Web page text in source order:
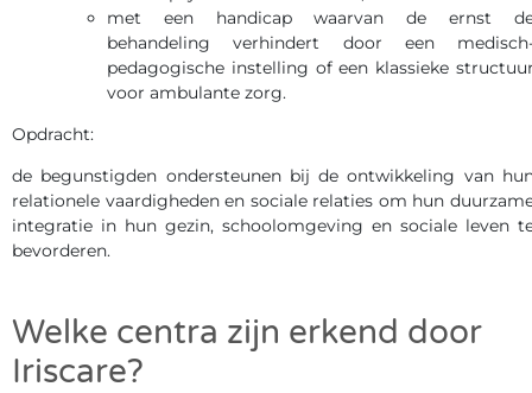
met een handicap waarvan de ernst
behandeling verhindert door een
pedagogische instelling of een klassieke
voor ambulante zorg.
Opdracht:
de begunstigden ondersteunen bij de ontwikkeling van
relationele vaardigheden en sociale relaties om hun
integratie in hun gezin, schoolomgeving en sociale leven
bevorderen.
Welke centra zijn erkend door
Iriscare?